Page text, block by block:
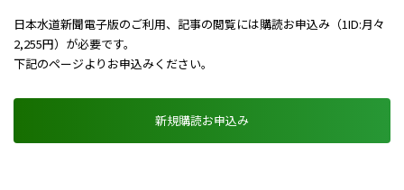
日本水道新聞電子版のご利用、記事の閲覧には購読お申込み（1ID:月々
2,255円）が必要です。
下記のページよりお申込みください。
新規購読お申込み